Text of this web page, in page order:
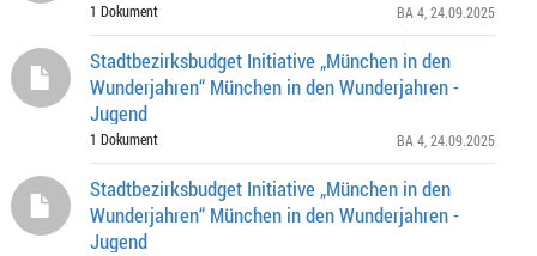
1 Dokument BA 4 , 24.09.2025
Stadtbezirksbudget Initiative „München in den
Wunderjahren“ München in den Wunderjahren -
Jugend
1 Dokument BA 4 , 24.09.2025
Stadtbezirksbudget Initiative „München in den
Wunderjahren“ München in den Wunderjahren -
Jugend